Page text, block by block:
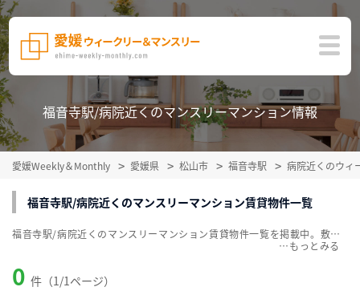
福音寺駅/病院近くのマンスリーマンション情報
愛媛Weekly＆Monthly 愛媛県 松山市 福音寺駅 病院近くのウィ
福音寺駅/病院近くのマンスリーマンション賃貸物件一覧
0 件（1/1ページ）
福音寺駅/病院近くのマンスリーマンション賃貸物件一覧を掲載中。敷金・礼金無料、家具・家電付をご紹介。こだわり条件での絞込みも簡単！
…